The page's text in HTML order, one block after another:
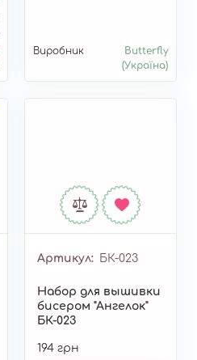
Виробник
Butterfly
(Україна)
Артикул БК-023
Набор для вышивки
бисером "Ангелок"
БК-023
194 грн